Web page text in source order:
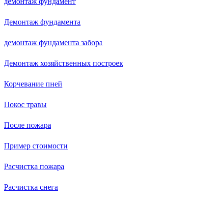
Демонтаж фундамента
демонтаж фундамента забора
Демонтаж хозяйственных построек
Корчевание пней
Покос травы
После пожара
Пример стоимости
Расчистка пожара
Расчистка снега